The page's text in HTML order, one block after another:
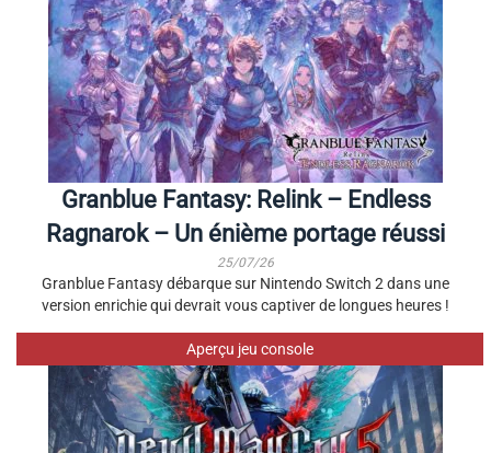
Granblue Fantasy: Relink – Endless
Ragnarok – Un énième portage réussi
25/07/26
Granblue Fantasy débarque sur Nintendo Switch 2 dans une
version enrichie qui devrait vous captiver de longues heures !
Aperçu jeu console